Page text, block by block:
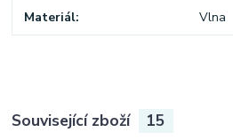
Materiál Vlna
Související zboží 15